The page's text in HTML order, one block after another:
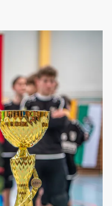
männlich) über den